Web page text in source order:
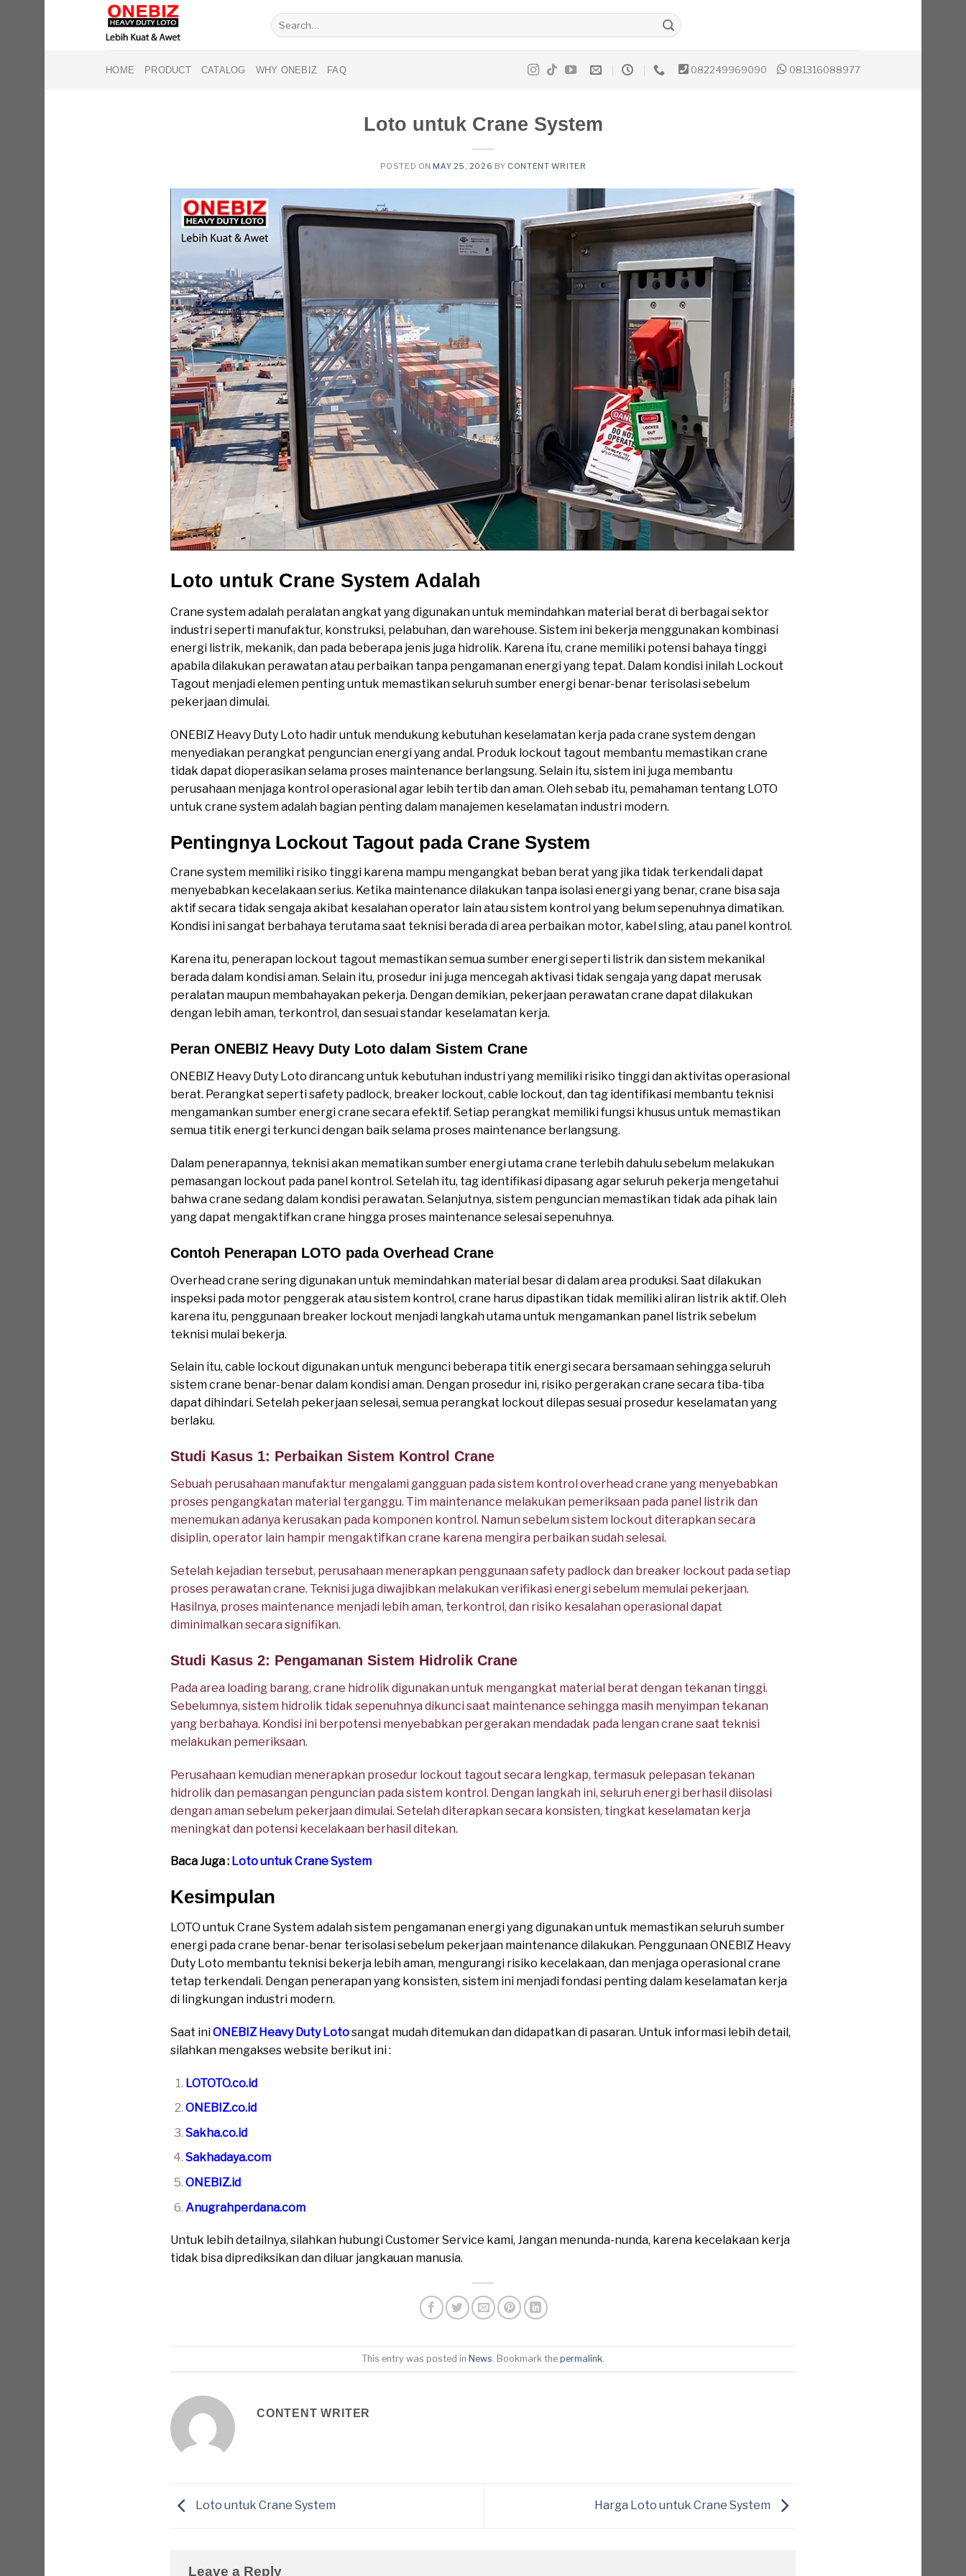
Search
for:
HOME PRODUCT CATALOG WHY ONEBIZ FAQ 082249969090 081316088977
Loto untuk Crane System
POSTED ON MAY 25, 2026 BY CONTENT WRITER
Loto untuk Crane System Adalah
Crane system adalah peralatan angkat yang digunakan untuk memindahkan material berat di berbagai sektor
industri seperti manufaktur, konstruksi, pelabuhan, dan warehouse. Sistem ini bekerja menggunakan kombinasi
energi listrik, mekanik, dan pada beberapa jenis juga hidrolik. Karena itu, crane memiliki potensi bahaya tinggi
apabila dilakukan perawatan atau perbaikan tanpa pengamanan energi yang tepat. Dalam kondisi inilah Lockout
Tagout menjadi elemen penting untuk memastikan seluruh sumber energi benar-benar terisolasi sebelum
pekerjaan dimulai.
ONEBIZ Heavy Duty Loto hadir untuk mendukung kebutuhan keselamatan kerja pada crane system dengan
menyediakan perangkat penguncian energi yang andal. Produk lockout tagout membantu memastikan crane
tidak dapat dioperasikan selama proses maintenance berlangsung. Selain itu, sistem ini juga membantu
perusahaan menjaga kontrol operasional agar lebih tertib dan aman. Oleh sebab itu, pemahaman tentang LOTO
untuk crane system adalah bagian penting dalam manajemen keselamatan industri modern.
Pentingnya Lockout Tagout pada Crane System
Crane system memiliki risiko tinggi karena mampu mengangkat beban berat yang jika tidak terkendali dapat
menyebabkan kecelakaan serius. Ketika maintenance dilakukan tanpa isolasi energi yang benar, crane bisa saja
aktif secara tidak sengaja akibat kesalahan operator lain atau sistem kontrol yang belum sepenuhnya dimatikan.
Kondisi ini sangat berbahaya terutama saat teknisi berada di area perbaikan motor, kabel sling, atau panel kontrol.
Karena itu, penerapan lockout tagout memastikan semua sumber energi seperti listrik dan sistem mekanikal
berada dalam kondisi aman. Selain itu, prosedur ini juga mencegah aktivasi tidak sengaja yang dapat merusak
peralatan maupun membahayakan pekerja. Dengan demikian, pekerjaan perawatan crane dapat dilakukan
dengan lebih aman, terkontrol, dan sesuai standar keselamatan kerja.
Peran ONEBIZ Heavy Duty Loto dalam Sistem Crane
ONEBIZ Heavy Duty Loto dirancang untuk kebutuhan industri yang memiliki risiko tinggi dan aktivitas operasional
berat. Perangkat seperti safety padlock, breaker lockout, cable lockout, dan tag identifikasi membantu teknisi
mengamankan sumber energi crane secara efektif. Setiap perangkat memiliki fungsi khusus untuk memastikan
semua titik energi terkunci dengan baik selama proses maintenance berlangsung.
Dalam penerapannya, teknisi akan mematikan sumber energi utama crane terlebih dahulu sebelum melakukan
pemasangan lockout pada panel kontrol. Setelah itu, tag identifikasi dipasang agar seluruh pekerja mengetahui
bahwa crane sedang dalam kondisi perawatan. Selanjutnya, sistem penguncian memastikan tidak ada pihak lain
yang dapat mengaktifkan crane hingga proses maintenance selesai sepenuhnya.
Contoh Penerapan LOTO pada Overhead Crane
Overhead crane sering digunakan untuk memindahkan material besar di dalam area produksi. Saat dilakukan
inspeksi pada motor penggerak atau sistem kontrol, crane harus dipastikan tidak memiliki aliran listrik aktif. Oleh
karena itu, penggunaan breaker lockout menjadi langkah utama untuk mengamankan panel listrik sebelum
teknisi mulai bekerja.
Selain itu, cable lockout digunakan untuk mengunci beberapa titik energi secara bersamaan sehingga seluruh
sistem crane benar-benar dalam kondisi aman. Dengan prosedur ini, risiko pergerakan crane secara tiba-tiba
dapat dihindari. Setelah pekerjaan selesai, semua perangkat lockout dilepas sesuai prosedur keselamatan yang
berlaku.
Studi Kasus 1: Perbaikan Sistem Kontrol Crane
Sebuah perusahaan manufaktur mengalami gangguan pada sistem kontrol overhead crane yang menyebabkan
proses pengangkatan material terganggu. Tim maintenance melakukan pemeriksaan pada panel listrik dan
menemukan adanya kerusakan pada komponen kontrol. Namun sebelum sistem lockout diterapkan secara
disiplin, operator lain hampir mengaktifkan crane karena mengira perbaikan sudah selesai.
Setelah kejadian tersebut, perusahaan menerapkan penggunaan safety padlock dan breaker lockout pada setiap
proses perawatan crane. Teknisi juga diwajibkan melakukan verifikasi energi sebelum memulai pekerjaan.
Hasilnya, proses maintenance menjadi lebih aman, terkontrol, dan risiko kesalahan operasional dapat
diminimalkan secara signifikan.
Studi Kasus 2: Pengamanan Sistem Hidrolik Crane
Pada area loading barang, crane hidrolik digunakan untuk mengangkat material berat dengan tekanan tinggi.
Sebelumnya, sistem hidrolik tidak sepenuhnya dikunci saat maintenance sehingga masih menyimpan tekanan
yang berbahaya. Kondisi ini berpotensi menyebabkan pergerakan mendadak pada lengan crane saat teknisi
melakukan pemeriksaan.
Perusahaan kemudian menerapkan prosedur lockout tagout secara lengkap, termasuk pelepasan tekanan
hidrolik dan pemasangan penguncian pada sistem kontrol. Dengan langkah ini, seluruh energi berhasil diisolasi
dengan aman sebelum pekerjaan dimulai. Setelah diterapkan secara konsisten, tingkat keselamatan kerja
meningkat dan potensi kecelakaan berhasil ditekan.
Baca Juga : Loto untuk Crane System
Kesimpulan
LOTO untuk Crane System adalah sistem pengamanan energi yang digunakan untuk memastikan seluruh sumber
energi pada crane benar-benar terisolasi sebelum pekerjaan maintenance dilakukan. Penggunaan ONEBIZ Heavy
Duty Loto membantu teknisi bekerja lebih aman, mengurangi risiko kecelakaan, dan menjaga operasional crane
tetap terkendali. Dengan penerapan yang konsisten, sistem ini menjadi fondasi penting dalam keselamatan kerja
di lingkungan industri modern.
Saat iniONEBIZ Heavy Duty Lotosangat mudah ditemukan dan didapatkan di pasaran. Untuk informasi lebih detail,
silahkan mengakses website berikut ini :
LOTOTO.co.id
ONEBIZ.co.id
Sakha.co.id
Sakhadaya.com
ONEBIZ.id
Anugrahperdana.com
Untuk lebih detailnya, silahkan hubungi Customer Service kami, Jangan menunda-nunda, karena kecelakaan kerja
tidak bisa diprediksikan dan diluar jangkauan manusia.
This entry was posted in News . Bookmark the permalink
CONTENT WRITER
Loto untuk Crane System Harga Loto untuk Crane System
Leave a Reply